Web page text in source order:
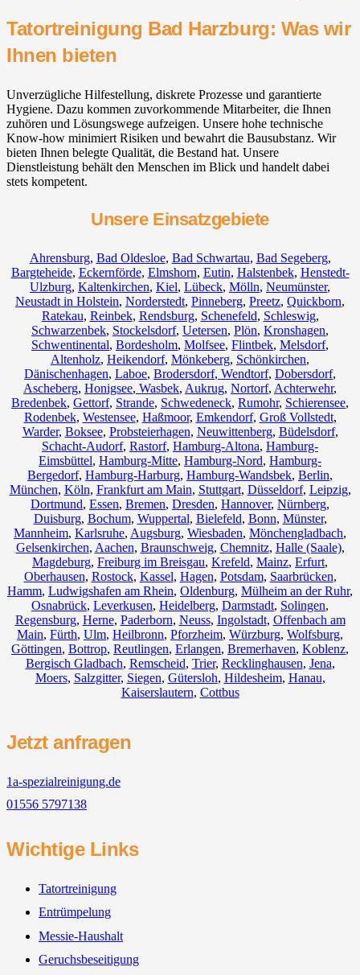
Tatortreinigung Bad Harzburg: Was wir
Ihnen bieten
Unverzügliche Hilfestellung, diskrete Prozesse und garantierte
Hygiene. Dazu kommen zuvorkommende Mitarbeiter, die Ihnen
zuhören und Lösungswege aufzeigen. Unsere hohe technische
Know-how minimiert Risiken und bewahrt die Bausubstanz. Wir
bieten Ihnen belegte Qualität, die Bestand hat. Unsere
Dienstleistung behält den Menschen im Blick und handelt dabei
stets kompetent.
Unsere Einsatzgebiete
Ahrensburg, Bad Oldesloe, Bad Schwartau, Bad Segeberg,
Bargteheide, Eckernförde, Elmshorn, Eutin, Halstenbek, Henstedt-
Ulzburg, Kaltenkirchen, Kiel, Lübeck, Mölln, Neumünster,
Neustadt in Holstein, Norderstedt, Pinneberg, Preetz, Quickborn,
Ratekau, Reinbek, Rendsburg, Schenefeld, Schleswig,
Schwarzenbek, Stockelsdorf, Uetersen, Plön, Kronshagen,
Schwentinental, Bordesholm, Molfsee, Flintbek, Melsdorf,
Altenholz, Heikendorf, Mönkeberg, Schönkirchen,
Dänischenhagen, Laboe, Brodersdorf, Wendtorf, Dobersdorf,
Ascheberg, Honigsee, Wasbek, Aukrug, Nortorf, Achterwehr,
Bredenbek, Gettorf, Strande, Schwedeneck, Rumohr, Schierensee,
Rodenbek, Westensee, Haßmoor, Emkendorf, Groß Vollstedt,
Warder, Boksee, Probsteierhagen, Neuwittenberg, Büdelsdorf,
Schacht-Audorf, Rastorf, Hamburg-Altona, Hamburg-
Eimsbüttel, Hamburg-Mitte, Hamburg-Nord, Hamburg-
Bergedorf, Hamburg-Harburg, Hamburg-Wandsbek, Berlin,
München, Köln, Frankfurt am Main, Stuttgart, Düsseldorf, Leipzig,
Dortmund, Essen, Bremen, Dresden, Hannover, Nürnberg,
Duisburg, Bochum, Wuppertal, Bielefeld, Bonn, Münster,
Mannheim, Karlsruhe, Augsburg, Wiesbaden, Mönchengladbach,
Gelsenkirchen, Aachen, Braunschweig, Chemnitz⁠, Halle (Saale),
Magdeburg, Freiburg im Breisgau, Krefeld, Mainz, Erfurt,
Oberhausen, Rostock, Kassel, Hagen, Potsdam, Saarbrücken,
Hamm, Ludwigshafen am Rhein, Oldenburg, Mülheim an der Ruhr,
Osnabrück, Leverkusen, Heidelberg, Darmstadt, Solingen,
Regensburg, Herne, Paderborn, Neuss, Ingolstadt, Offenbach am
Main, Fürth, Ulm, Heilbronn, Pforzheim, Würzburg, Wolfsburg,
Göttingen, Bottrop, Reutlingen, Erlangen, Bremerhaven, Koblenz,
Bergisch Gladbach, Remscheid, Trier, Recklinghausen, Jena,
Moers, Salzgitter, Siegen, Gütersloh, Hildesheim, Hanau,
Kaiserslautern, Cottbus
Jetzt anfragen
1a-spezialreinigung.de
01556 5797138
Wichtige Links
Tatortreinigung
Entrümpelung
Messie-Haushalt
Geruchsbeseitigung